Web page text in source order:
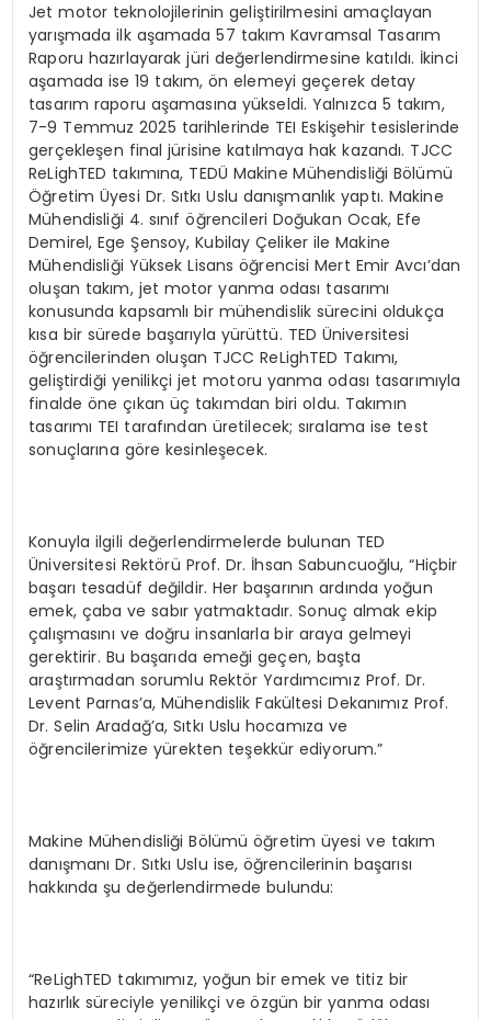
Jet motor teknolojilerinin geliştirilmesini amaçlayan
yarışmada ilk aşamada 57 takım Kavramsal Tasarım
Raporu hazırlayarak jüri değerlendirmesine katıldı. İkinci
aşamada ise 19 takım, ön elemeyi geçerek detay
tasarım raporu aşamasına yükseldi. Yalnızca 5 takım,
7-9 Temmuz 2025 tarihlerinde TEI Eskişehir tesislerinde
gerçekleşen final jürisine katılmaya hak kazandı. TJCC
ReLighTED takımına, TEDÜ Makine Mühendisliği Bölümü
Öğretim Üyesi Dr. Sıtkı Uslu danışmanlık yaptı. Makine
Mühendisliği 4. sınıf öğrencileri Doğukan Ocak, Efe
Demirel, Ege Şensoy, Kubilay Çeliker ile Makine
Mühendisliği Yüksek Lisans öğrencisi Mert Emir Avcı’dan
oluşan takım, jet motor yanma odası tasarımı
konusunda kapsamlı bir mühendislik sürecini oldukça
kısa bir sürede başarıyla yürüttü. TED Üniversitesi
öğrencilerinden oluşan TJCC ReLighTED Takımı,
geliştirdiği yenilikçi jet motoru yanma odası tasarımıyla
finalde öne çıkan üç takımdan biri oldu. Takımın
tasarımı TEI tarafından üretilecek; sıralama ise test
sonuçlarına göre kesinleşecek.
Konuyla ilgili değerlendirmelerde bulunan TED
Üniversitesi Rektörü Prof. Dr. İhsan Sabuncuoğlu, “Hiçbir
başarı tesadüf değildir. Her başarının ardında yoğun
emek, çaba ve sabır yatmaktadır. Sonuç almak ekip
çalışmasını ve doğru insanlarla bir araya gelmeyi
gerektirir. Bu başarıda emeği geçen, başta
araştırmadan sorumlu Rektör Yardımcımız Prof. Dr.
Levent Parnas’a, Mühendislik Fakültesi Dekanımız Prof.
Dr. Selin Aradağ’a, Sıtkı Uslu hocamıza ve
öğrencilerimize yürekten teşekkür ediyorum.”
Makine Mühendisliği Bölümü öğretim üyesi ve takım
danışmanı Dr. Sıtkı Uslu ise, öğrencilerinin başarısı
hakkında şu değerlendirmede bulundu:
“ReLighTED takımımız, yoğun bir emek ve titiz bir
hazırlık süreciyle yenilikçi ve özgün bir yanma odası